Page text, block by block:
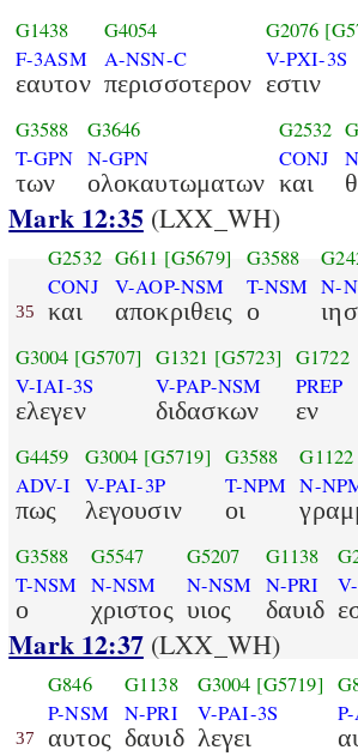
G1438
F-3ASM
εαυτον
G4054
A-NSN-C
περισσοτερον
G2076
V-PXI-3S
εστιν
G3588
T-GPN
των
G3646
N-GPN
ολοκαυτωματων
G2532
CONJ
και
Mark 12:35(LXX_WH)
35
G2532
CONJ
και
G611 [G5679]
V-AOP-NSM
αποκριθεις
G3588
T-NSM
ο
N-
G3004 [G5707]
V-IAI-3S
ελεγεν
G1321 [G5723]
V-PAP-NSM
διδασκων
G1722
PREP
εν
G4459
ADV-I
πως
G3004 [G5719]
V-PAI-3P
λεγουσιν
G3588
T-NPM
οι
G1122
N-
G3588
T-NSM
ο
G5547
N-NSM
χριστος
G5207
N-NSM
υιος
G1138
N-PRI
δαυιδ
Mark 12:37(LXX_WH)
37
G846
P-NSM
αυτος
G1138
N-PRI
δαυιδ
G3004 [G5719]
V-PAI-3S
λεγει